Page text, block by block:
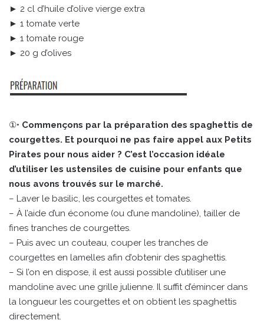
► 2 cl d’huile d’olive vierge extra
► 1 tomate verte
► 1 tomate rouge
► 20 g d’olives
①• Commençons par la préparation des spaghettis de
courgettes. Et pourquoi ne pas faire appel aux Petits
Pirates pour nous aider ? C’est l’occasion idéale
d’utiliser les ustensiles de cuisine pour enfants que
nous avons trouvés sur le marché.
– Laver le basilic, les courgettes et tomates.
– À l’aide d’un économe (ou d’une mandoline), tailler de
fines tranches de courgettes.
– Puis avec un couteau, couper les tranches de
courgettes en lamelles afin d’obtenir des spaghettis.
– Si l’on en dispose, il est aussi possible d’utiliser une
mandoline avec une grille julienne. Il suffit d’émincer dans
la longueur les courgettes et on obtient les spaghettis
directement.